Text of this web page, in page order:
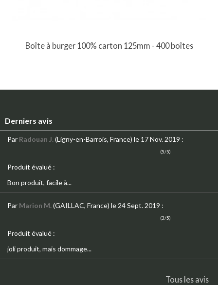
Boîte à burger 100% carton 125mm - 400 boîtes
Derniers avis
Par Radouan J.(Ligny-en-Barrois, France) le 17 Nov. 2019 :
(5/5)
Produit évalué :
Bon produit, facile à...
Par Marion M.(GAILLAC, France) le 24 Sept. 2019 :
(3/5)
Produit évalué :
joli produit, mais dommage...
Tous les avis